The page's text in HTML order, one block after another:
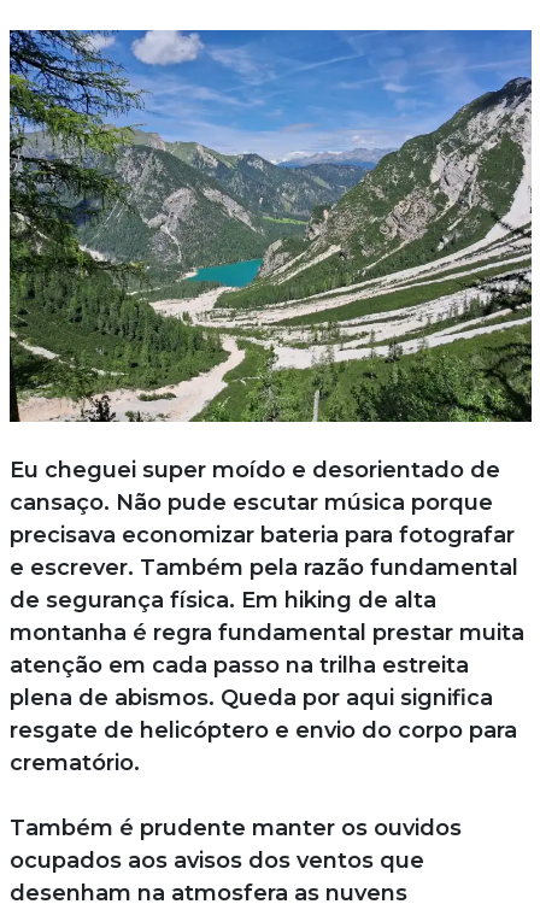
Eu cheguei super moído e desorientado de
cansaço. Não pude escutar música porque
precisava economizar bateria para fotografar
e escrever. Também pela razão fundamental
de segurança física. Em hiking de alta
montanha é regra fundamental prestar muita
atenção em cada passo na trilha estreita
plena de abismos. Queda por aqui significa
resgate de helicóptero e envio do corpo para
crematório.
Também é prudente manter os ouvidos
ocupados aos avisos dos ventos que
desenham na atmosfera as nuvens